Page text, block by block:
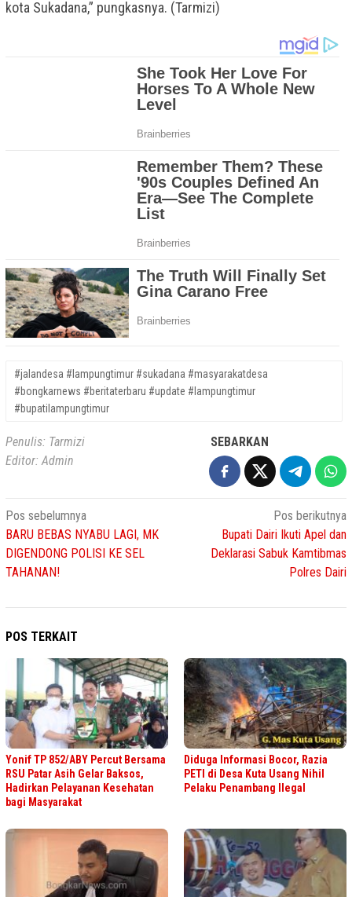
kota Sukadana,” pungkasnya. (Tarmizi)
#jalandesa #lampungtimur #sukadana #masyarakatdesa
#bongkarnews #beritaterbaru #update #lampungtimur
#bupatilampungtimur
Penulis: Tarmizi
Editor: Admin
SEBARKAN
Navigasi
pos
Pos sebelumnya
BARU BEBAS NYABU LAGI, MK
DIGENDONG POLISI KE SEL
TAHANAN!
Pos berikutnya
Bupati Dairi Ikuti Apel dan
Deklarasi Sabuk Kamtibmas
Polres Dairi
POS TERKAIT
Yonif TP 852/ABY Percut Bersama
RSU Patar Asih Gelar Baksos,
Hadirkan Pelayanan Kesehatan
bagi Masyarakat
Diduga Informasi Bocor, Razia
PETI di Desa Kuta Usang Nihil
Pelaku Penambang Ilegal